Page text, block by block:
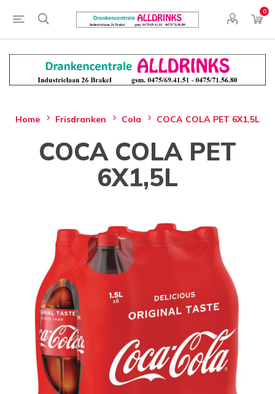
0
Home Frisdranken Cola COCA COLA PET 6X1,5L
COCA COLA PET
6X1,5L